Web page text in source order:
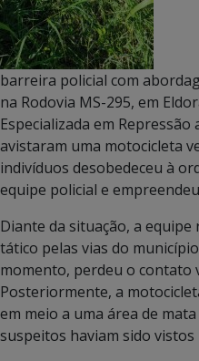
barreira policial com
na Rodovia MS-295, em
Especializada em Repressão
avistaram uma motocicleta
indivíduos desobedeceu à
equipe policial e
Diante da situação, a
tático pelas vias do
momento, perdeu o contato
Posteriormente, a
em meio a uma área de
suspeitos haviam sido vistos